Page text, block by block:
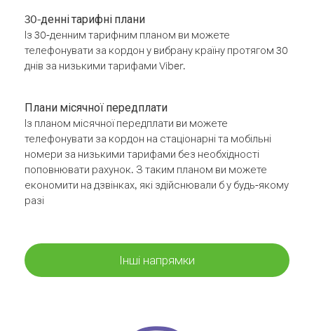
30-денні тарифні плани
Із 30-денним тарифним планом ви можете
телефонувати за кордон у вибрану країну протягом 30
днів за низькими тарифами Viber.
Плани місячної передплати
Із планом місячної передплати ви можете
телефонувати за кордон на стаціонарні та мобільні
номери за низькими тарифами без необхідності
поповнювати рахунок. З таким планом ви можете
економити на дзвінках, які здійснювали б у будь-якому
разі
Інші напрямки